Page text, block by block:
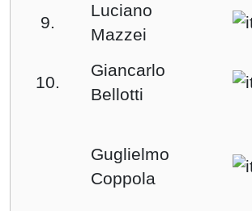
9.
Luciano
Mazzei
10.
Giancarlo
Bellotti
Guglielmo
Coppola